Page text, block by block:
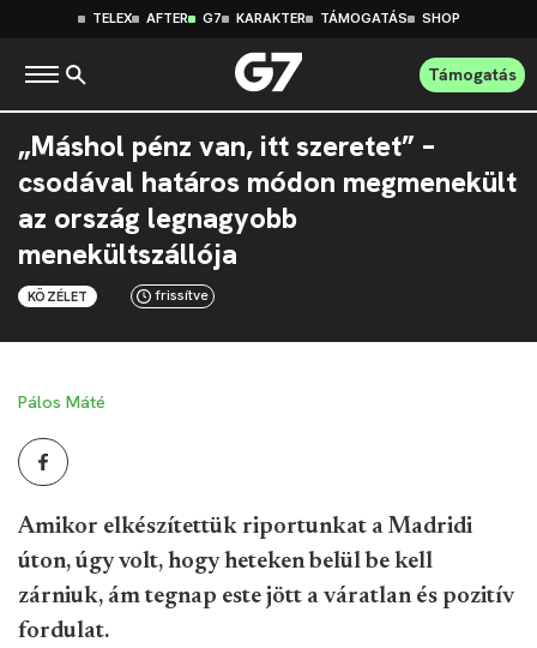
TELEX AFTER G7 KARAKTER TÁMOGATÁS SHOP
Támogatás
„Máshol pénz van, itt szeretet” –
csodával határos módon megmenekült
az ország legnagyobb
menekültszállója
KÖZÉLET frissítve
Pálos Máté
Amikor elkészítettük riportunkat a Madridi
úton, úgy volt, hogy heteken belül be kell
zárniuk, ám tegnap este jött a váratlan és pozitív
fordulat.